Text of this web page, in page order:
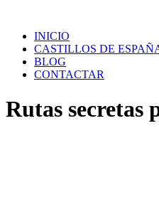
contenidoINICIO
CASTILLOS DE
BLOG
CONTACTAR
Rutas secretas